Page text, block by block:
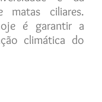
matas ciliares.
é garantir a
climática do